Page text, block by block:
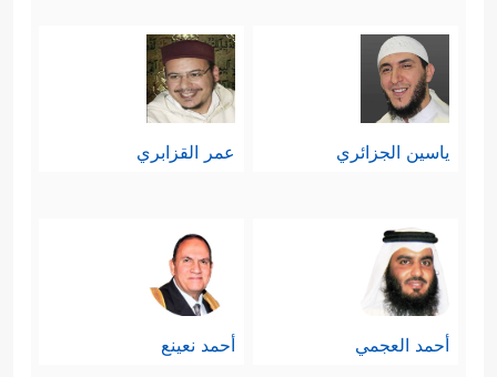
ياسين الجزائري عمر القزابري
أحمد العجمي أحمد نعينع